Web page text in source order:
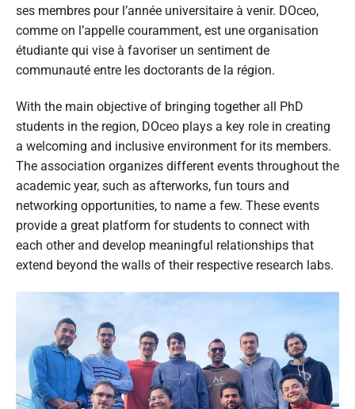
ses membres pour l’année universitaire à venir. DOceo,
comme on l’appelle couramment, est une organisation
étudiante qui vise à favoriser un sentiment de
communauté entre les doctorants de la région.
With the main objective of bringing together all PhD
students in the region, DOceo plays a key role in creating
a welcoming and inclusive environment for its members.
The association organizes different events throughout the
academic year, such as afterworks, fun tours and
networking opportunities, to name a few. These events
provide a great platform for students to connect with
each other and develop meaningful relationships that
extend beyond the walls of their respective research labs.